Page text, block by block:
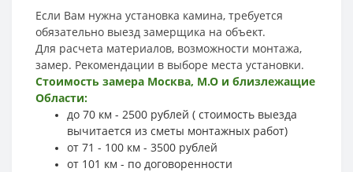
Если Вам нужна установка камина, требуется
обязательно выезд замерщика на объект.
Для расчета материалов, возможности монтажа,
замер. Рекомендации в выборе места установки.
Стоимость замера Москва, М.О и близлежащие
Области:
до 70 км - 2500 рублей ( стоимость выезда
вычитается из сметы монтажных работ)
от 71 - 100 км - 3500 рублей
от 101 км - по договоренности